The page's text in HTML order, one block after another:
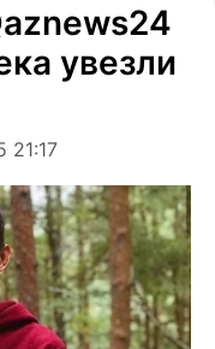
увезли
21:17